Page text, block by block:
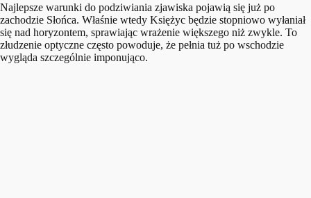
Najlepsze warunki do podziwiania zjawiska pojawią się już po
zachodzie Słońca. Właśnie wtedy Księżyc będzie stopniowo wyłaniał
się nad horyzontem, sprawiając wrażenie większego niż zwykle. To
złudzenie optyczne często powoduje, że pełnia tuż po wschodzie
wygląda szczególnie imponująco.